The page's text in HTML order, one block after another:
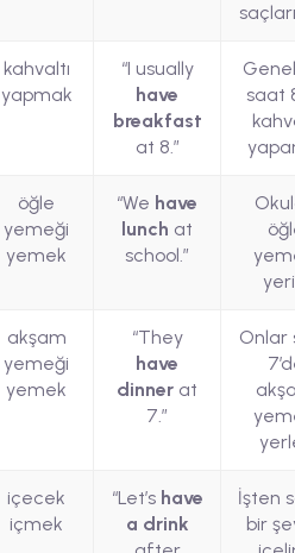
kahvaltı
yapmak
“I usually
have
breakfast
at 8.”
saat
öğle
yemeği
yemek
“We have
lunch at
school.”
akşam
yemeği
yemek
“They
have
dinner at
7.”
Onlar
içecek
içmek
“Let’s have
a drink
İşten
bir